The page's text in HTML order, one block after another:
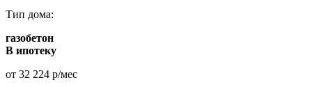
Тип дома:
газобетон
В ипотеку
от 32 224 р/мес